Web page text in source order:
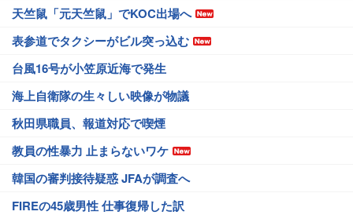
天竺鼠「元天竺鼠」でKOC出場へ
表参道でタクシーがビル突っ込む
台風16号が小笠原近海で発生
海上自衛隊の生々しい映像が物議
秋田県職員、報道対応で喫煙
教員の性暴力 止まらないワケ
韓国の審判接待疑惑 JFAが調査へ
FIREの45歳男性 仕事復帰した訳